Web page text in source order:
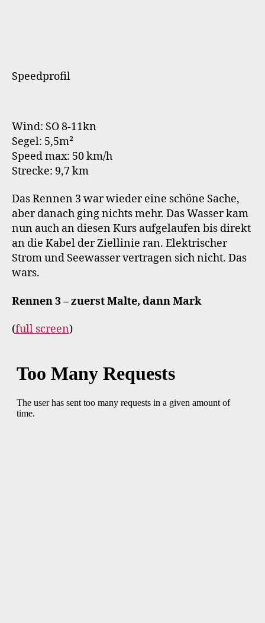
Speedprofil
Wind: SO 8-11kn
Segel: 5,5m²
Speed max: 50 km/h
Strecke: 9,7 km
Das Rennen 3 war wieder eine schöne Sache,
aber danach ging nichts mehr. Das Wasser kam
nun auch an diesen Kurs aufgelaufen bis direkt
an die Kabel der Ziellinie ran. Elektrischer
Strom und Seewasser vertragen sich nicht. Das
wars.
Rennen 3 – zuerst Malte, dann Mark
(full screen)